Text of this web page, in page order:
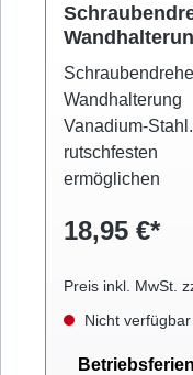
Vanadium-
rutschfesten
18,95 €*
Preis inkl. MwSt.
Nicht verfügbar